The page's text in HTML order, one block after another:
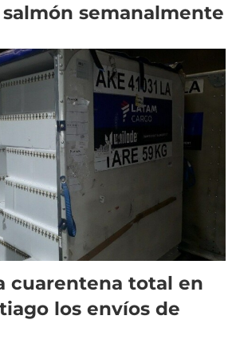
semanalmente
cuarentena total en
los envíos de